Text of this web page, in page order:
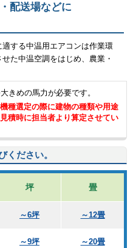
配送場などに
する中温用エアコンは作業環
た中温空調をはじめ、農業・
きめの馬力が必要です。
種選定の際に建物の種類や用途
積時に担当者より算定させてい
ください。
坪 畳
～6坪 ～12畳
～9坪 ～20畳